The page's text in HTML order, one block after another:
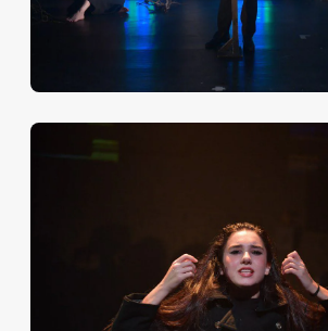
Сергей Аронин, театральный
постановщик спектаклей в Театре
Московском театре им. Ермоловой,
«В спектакле очень бережное
достаточно сложной, неочевидной
этой поэзии уделили большое
понимание они смогли донести и до
очень важно. Мне удивительно, что
вообще возможен в наше во многом